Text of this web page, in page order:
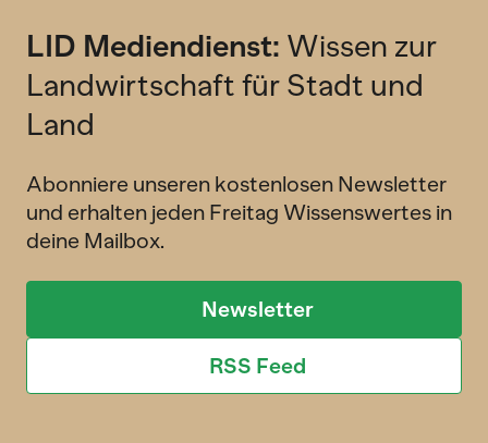
LID Mediendienst: Wissen zur
Landwirtschaft für Stadt und
Land
Abonniere unseren kostenlosen Newsletter
und erhalten jeden Freitag Wissenswertes in
deine Mailbox.
Newsletter
RSS Feed